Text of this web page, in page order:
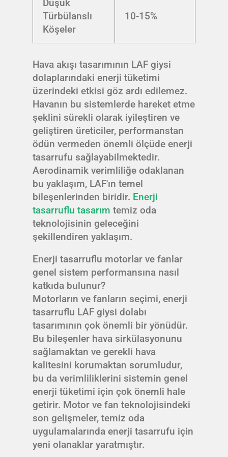
Düşük
Türbülanslı
Köşeler
10-15%
Hava akışı tasarımının LAF giysi
dolaplarındaki enerji tüketimi
üzerindeki etkisi göz ardı edilemez.
Havanın bu sistemlerde hareket etme
şeklini sürekli olarak iyileştiren ve
geliştiren üreticiler, performanstan
ödün vermeden önemli ölçüde enerji
tasarrufu sağlayabilmektedir.
Aerodinamik verimliliğe odaklanan
bu yaklaşım, LAF'ın temel
bileşenlerinden biridir. Enerji
tasarruflu tasarım temiz oda
teknolojisinin geleceğini
şekillendiren yaklaşım.
Enerji tasarruflu motorlar ve fanlar
genel sistem performansına nasıl
katkıda bulunur?
Motorların ve fanların seçimi, enerji
tasarruflu LAF giysi dolabı
tasarımının çok önemli bir yönüdür.
Bu bileşenler hava sirkülasyonunu
sağlamaktan ve gerekli hava
kalitesini korumaktan sorumludur,
bu da verimliliklerini sistemin genel
enerji tüketimi için çok önemli hale
getirir. Motor ve fan teknolojisindeki
son gelişmeler, temiz oda
uygulamalarında enerji tasarrufu için
yeni olanaklar yaratmıştır.